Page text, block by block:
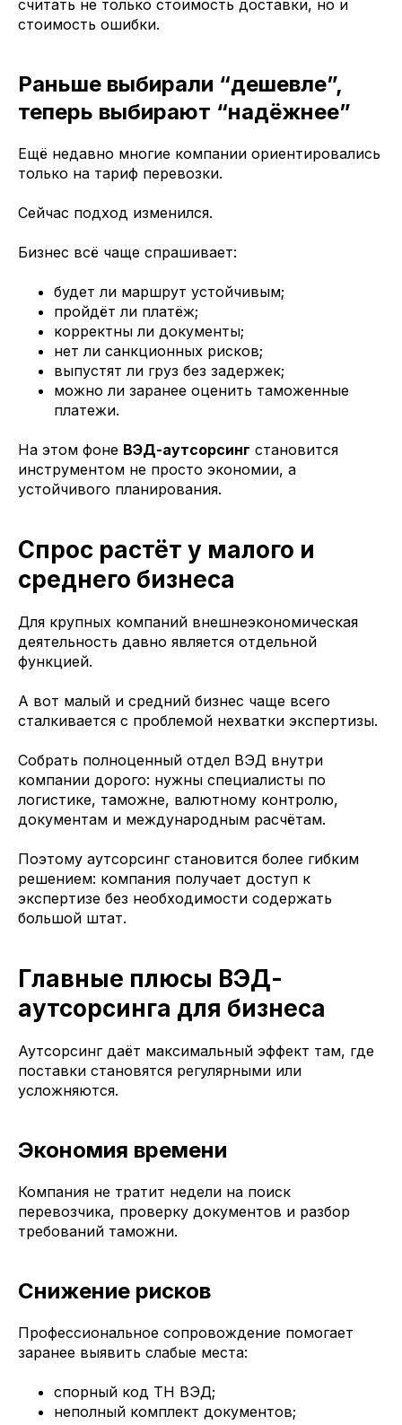
считать не только стоимость доставки, но и
стоимость ошибки.
Раньше выбирали “дешевле”,
теперь выбирают “надёжнее”
Ещё недавно многие компании ориентировались
только на тариф перевозки.
Сейчас подход изменился.
Бизнес всё чаще спрашивает:
будет ли маршрут устойчивым;
пройдёт ли платёж;
корректны ли документы;
нет ли санкционных рисков;
выпустят ли груз без задержек;
можно ли заранее оценить таможенные
платежи.
На этом фоне ВЭД-аутсорсинг становится
инструментом не просто экономии, а
устойчивого планирования.
Спрос растёт у малого и
среднего бизнеса
Для крупных компаний внешнеэкономическая
деятельность давно является отдельной
функцией.
А вот малый и средний бизнес чаще всего
сталкивается с проблемой нехватки экспертизы.
Собрать полноценный отдел ВЭД внутри
компании дорого: нужны специалисты по
логистике, таможне, валютному контролю,
документам и международным расчётам.
Поэтому аутсорсинг становится более гибким
решением: компания получает доступ к
экспертизе без необходимости содержать
большой штат.
Главные плюсы ВЭД-
аутсорсинга для бизнеса
Аутсорсинг даёт максимальный эффект там, где
поставки становятся регулярными или
усложняются.
Экономия времени
Компания не тратит недели на поиск
перевозчика, проверку документов и разбор
требований таможни.
Снижение рисков
Профессиональное сопровождение помогает
заранее выявить слабые места:
спорный код ТН ВЭД;
неполный комплект документов;